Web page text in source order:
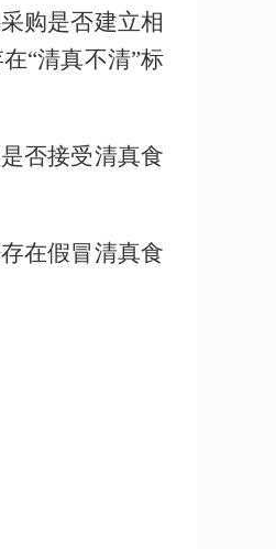
购是否建立相
“清真不清”标
否接受清真食
在假冒清真食